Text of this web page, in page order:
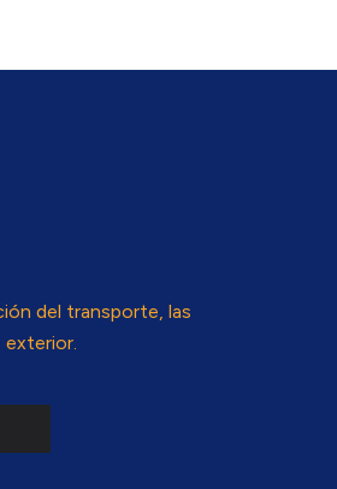
del transporte, las